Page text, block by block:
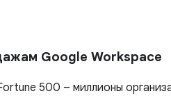
Google Workspace
500 – миллионы